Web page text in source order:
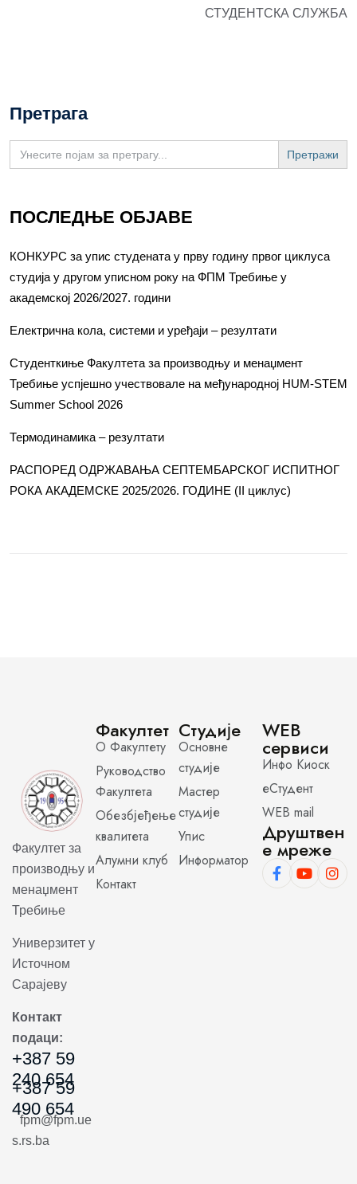
СТУДЕНТСКА СЛУЖБА
Претрага
Search
for:
ПОСЛЕДЊЕ ОБЈАВЕ
КОНКУРС за упис студената у прву годину првог циклуса
студија у другом уписном року на ФПМ Требиње у
академској 2026/2027. години
Електрична кола, системи и уређаји – резултати
Студенткиње Факултета за производњу и менаџмент
Требиње успјешно учествовале на међународној HUM-STEM
Summer School 2026
Термодинамика – резултати
РАСПОРЕД ОДРЖАВАЊА СЕПТЕМБАРСКОГ ИСПИТНОГ
РОКА АКАДЕМСКЕ 2025/2026. ГОДИНЕ (II циклус)
Факултет за
производњу и
менаџмент
Требиње
Универзитет у
Источном
Сарајеву
Контакт
подаци:
+387 59
240 654
+387 59
490 654
fpm@fpm.ue
s.rs.ba
Факултет
О Факултету
Руководство
Факултета
Обезбјеђење
квалитета
Алумни клуб
Контакт
Студије
Основне
студије
Мастер
студије
Упис
Информатор
WEB
сервиси
Инфо Киоск
еСтудент
WEB mail
Друштвен
е мреже